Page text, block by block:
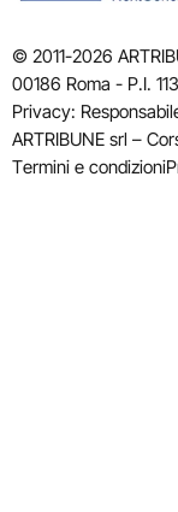
© 2011-2026
00186 Roma - P.I.
Privacy:
ARTRIBUNE srl –
Termini e condizioni